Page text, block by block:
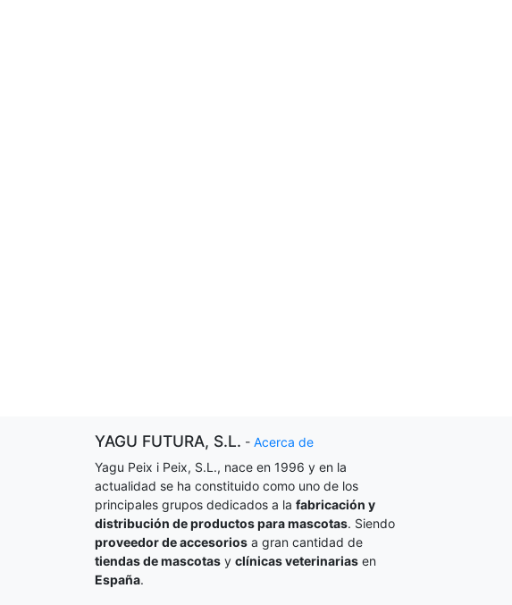
YAGU FUTURA, S.L. - Acerca de
Yagu Peix i Peix, S.L., nace en 1996 y en la
actualidad se ha constituido como uno de los
principales grupos dedicados a la fabricación y
distribución de productos para mascotas. Siendo
proveedor de accesorios a gran cantidad de
tiendas de mascotas y clínicas veterinarias en
España.